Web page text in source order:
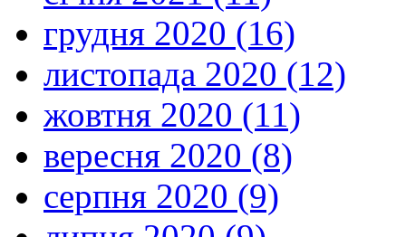
грудня 2020 (16)
листопада 2020 (12)
жовтня 2020 (11)
вересня 2020 (8)
серпня 2020 (9)